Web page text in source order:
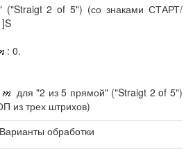
("Straigt 2 of 5") (со знаками СТАРТ/
: 0.
для "2 из 5 прямой" ("Straigt 2 of 5")
из трех штрихов)
Варианты обработки